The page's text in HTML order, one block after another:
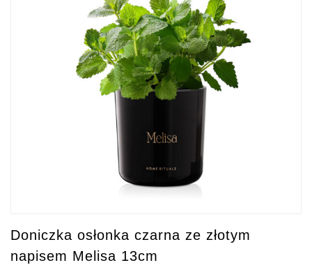
Doniczka osłonka czarna ze złotym
napisem Melisa 13cm